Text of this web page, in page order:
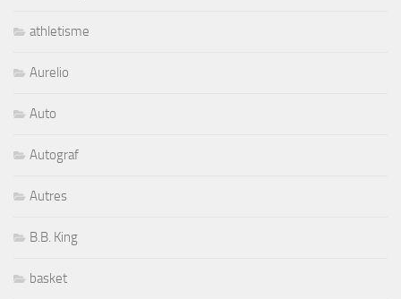
athletisme
Aurelio
Auto
Autograf
Autres
B.B. King
basket